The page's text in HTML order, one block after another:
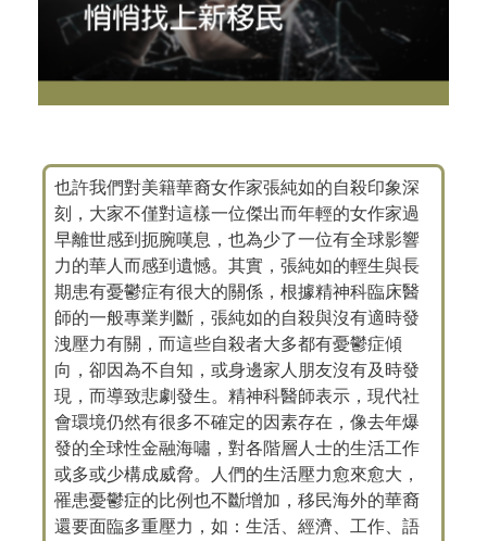
也許我們對美籍華裔女作家張純如的自殺印象深
刻，大家不僅對這樣一位傑出而年輕的女作家過
早離世感到扼腕嘆息，也為少了一位有全球影響
力的華人而感到遺憾。其實，張純如的輕生與長
期患有憂鬱症有很大的關係，根據精神科臨床醫
師的一般專業判斷，張純如的自殺與沒有適時發
洩壓力有關，而這些自殺者大多都有憂鬱症傾
向，卻因為不自知，或身邊家人朋友沒有及時發
現，而導致悲劇發生。精神科醫師表示，現代社
會環境仍然有很多不確定的因素存在，像去年爆
發的全球性金融海嘯，對各階層人士的生活工作
或多或少構成威脅。人們的生活壓力愈來愈大，
罹患憂鬱症的比例也不斷增加，移民海外的華裔
還要面臨多重壓力，如：生活、經濟、工作、語